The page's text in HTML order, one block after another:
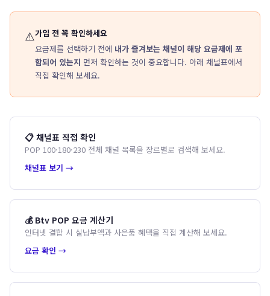
⚠️가입 전 꼭 확인하세요
요금제를 선택하기 전에 내가 즐겨보는 채널이 해당 요금제에 포
함되어 있는지 먼저 확인하는 것이 중요합니다. 아래 채널표에서
직접 확인해 보세요.
📋 채널표 직접 확인
POP 100·180·230 전체 채널 목록을 장르별로 검색해 보세요.
채널표 보기 →
💰 Btv POP 요금 계산기
인터넷 결합 시 실납부액과 사은품 혜택을 직접 계산해 보세요.
요금 확인 →